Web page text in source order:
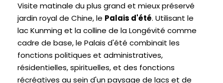
Visite matinale du plus grand et mieux préservé
jardin royal de Chine, le Palais d'été. Utilisant le
lac Kunming et la colline de la Longévité comme
cadre de base, le Palais d'été combinait les
fonctions politiques et administratives,
résidentielles, spirituelles, et des fonctions
récréatives au sein d'un paysage de lacs et de